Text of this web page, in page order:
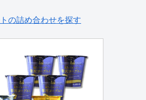
の詰め合わせを探す